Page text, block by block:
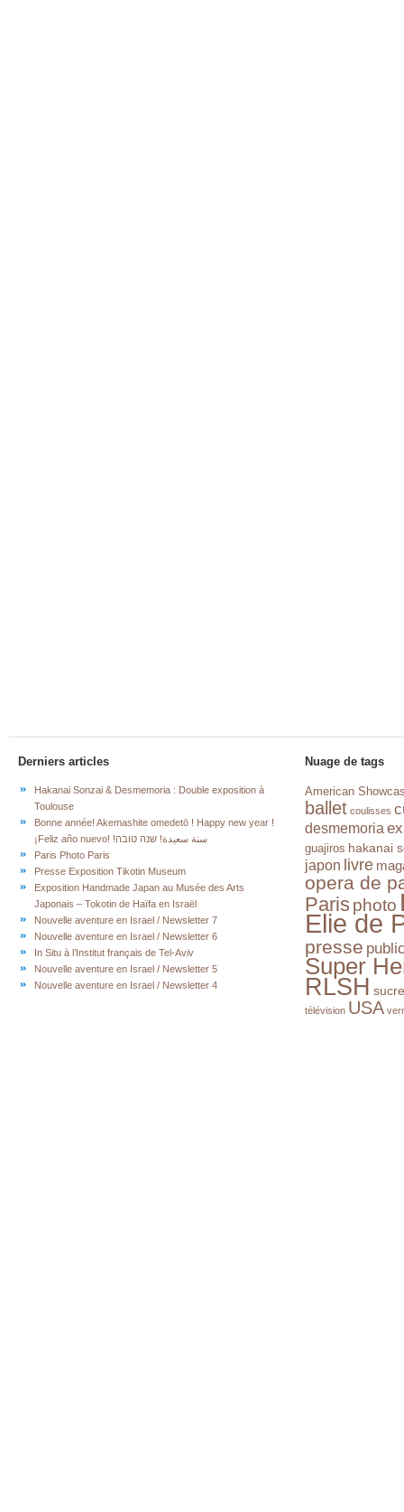
Derniers articles
Hakanai Sonzai & Desmemoria : Double exposition à
Toulouse
Bonne année! Akemashite omedetō ! Happy new year !
¡Feliz año nuevo! !سنة سعيدة! שנה טובה
Paris Photo Paris
Presse Exposition Tikotin Museum
Exposition Handmade Japan au Musée des Arts
Japonais – Tokotin de Haïfa en Israël
Nouvelle aventure en Israel / Newsletter 7
Nouvelle aventure en Israel / Newsletter 6
In Situ à l’Institut français de Tel-Aviv
Nouvelle aventure en Israel / Newsletter 5
Nouvelle aventure en Israel / Newsletter 4
Nuage de tags
American
ballet coulisses
desmemoria
guajiros hakanai
japon livre
opera de
Paris photo
Elie de
presse
Super
RLSH sucre
télévision USA